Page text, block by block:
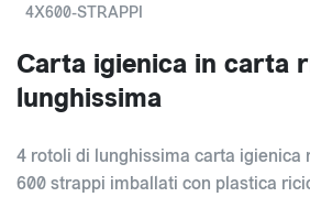
4X600-STRAPPI
Carta igienica in carta
lunghissima
4 rotoli di lunghissima carta igienica
600 strappi imballati con plastica